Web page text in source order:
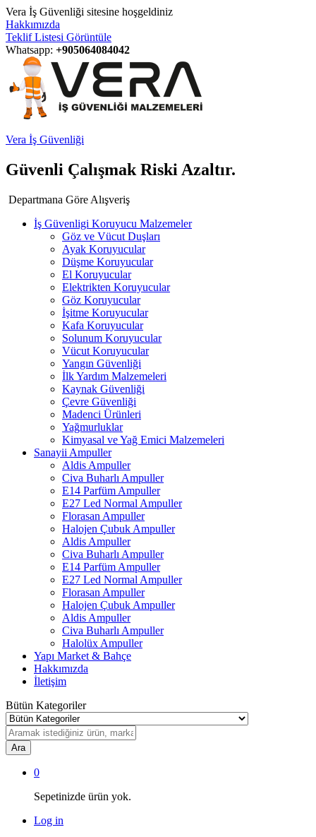
Vera İş Güvenliği sitesine hoşgeldiniz
Hakkımızda
Teklif Listesi Görüntüle
Whatsapp: +905064084042
Vera İş Güvenliği
Güvenli Çalışmak Riski Azaltır.
Departmana Göre Alışveriş
İş Güvenligi Koruyucu Malzemeler
Göz ve Vücut Duşları
Ayak Koruyucular
Düşme Koruyucular
El Koruyucular
Elektrikten Koruyucular
Göz Koruyucular
İşitme Koruyucular
Kafa Koruyucular
Solunum Koruyucular
Vücut Koruyucular
Yangın Güvenliği
İlk Yardım Malzemeleri
Kaynak Güvenliği
Çevre Güvenliği
Madenci Ürünleri
Yağmurluklar
Kimyasal ve Yağ Emici Malzemeleri
Sanayii Ampuller
Aldis Ampuller
Civa Buharlı Ampuller
E14 Parfüm Ampuller
E27 Led Normal Ampuller
Florasan Ampuller
Halojen Çubuk Ampuller
Aldis Ampuller
Civa Buharlı Ampuller
E14 Parfüm Ampuller
E27 Led Normal Ampuller
Florasan Ampuller
Halojen Çubuk Ampuller
Aldis Ampuller
Civa Buharlı Ampuller
Halolüx Ampuller
Yapı Market & Bahçe
Hakkımızda
İletişim
Bütün Kategoriler
Ara
0
Sepetinizde ürün yok.
Log in